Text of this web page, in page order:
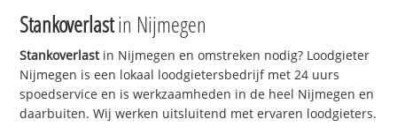
Stankoverlastin Nijmegen
Stankoverlastin Nijmegen en omstreken nodig? Loodgieter
Nijmegen is een lokaal loodgietersbedrijf met 24 uurs
spoedservice en is werkzaamheden in de heel Nijmegen en
daarbuiten. Wij werken uitsluitend met ervaren loodgieters.